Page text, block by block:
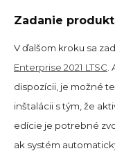
Zadanie
V ďalšom kroku sa
Enterprise 2021 LTSC
dispozícii, je možné
inštalácii s tým, že
edície je potrebné
ak systém